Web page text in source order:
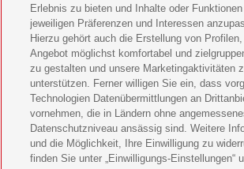
LEGO Ninjago Magazin Geschenkabo
Brigitte Geschenkabo verschenken
GEOlino Geschenkabo verschenken
Stern Crime Geschenkabo verschenken
Welt der Wunder Geschenkabo
GEO Geschenkabo verschenken
Erlebnis zu bieten und Inhalte oder
jeweiligen Präferenzen und Interessen
Hierzu gehört auch die Erstellung von
Angebot möglichst komfortabel und
zu gestalten und unsere Marketingaktivitäten
unterstützen. Ferner willigen Sie ein, dass
Technologien Datenübermittlungen an
vornehmen, die in Ländern ohne
Datenschutzniveau ansässig sind. Weitere
und die Möglichkeit, Ihre Einwilligung zu
finden Sie unter „Einwilligungs-Einstellungen“